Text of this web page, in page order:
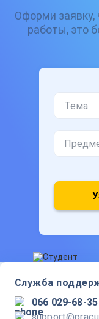
Оформи заявку,
работы, это
Служба
066 029-68-35